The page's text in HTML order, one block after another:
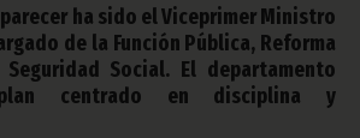
ha sido el Viceprimer Ministro
de la Función Pública, Reforma
Social. El departamento
centrado en disciplina y